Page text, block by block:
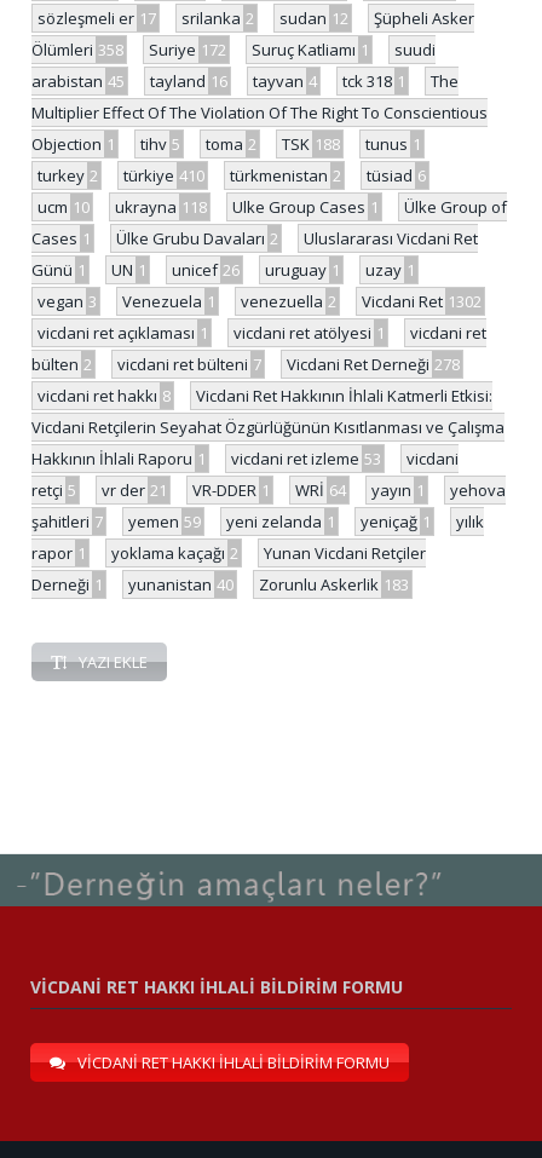
sözleşmeli er 17 srilanka 2 sudan 12
Şüpheli Asker
Ölümleri 358 Suriye 172 Suruç Katliamı 1
suudi
arabistan 45 tayland 16 tayvan 4 tck 318 1
The
Multiplier Effect Of The Violation Of The Right To Conscientious
Objection 1 tihv 5 toma 2 TSK 188 tunus 1
turkey 2 türkiye 410 türkmenistan 2 tüsiad 6
ucm 10 ukrayna 118 Ulke Group Cases 1
Ülke Group of
Cases 1 Ülke Grubu Davaları 2
Uluslararası Vicdani Ret
Günü 1 UN 1 unicef 26 uruguay 1 uzay 1
vegan 3 Venezuela 1 venezuella 2 Vicdani Ret 1302
vicdani ret açıklaması 1 vicdani ret atölyesi 1
vicdani ret
bülten 2 vicdani ret bülteni 7 Vicdani Ret Derneği 278
vicdani ret hakkı 8
Vicdani Ret Hakkının İhlali Katmerli Etkisi:
Vicdani Retçilerin Seyahat Özgürlüğünün Kısıtlanması ve Çalışma
Hakkının İhlali Raporu 1 vicdani ret izleme 53
vicdani
retçi 5 vr der 21 VR-DDER 1 WRİ 64 yayın 1
yehova
şahitleri 7 yemen 59 yeni zelanda 1 yeniçağ 1
yılık
rapor 1 yoklama kaçağı 2
Yunan Vicdani Retçiler
Derneği 1 yunanistan 40 Zorunlu Askerlik 183
YAZI EKLE
VİCDANİ RET HAKKI İHLALİ BİLDİRİM FORMU
VİCDANİ RET HAKKI İHLALİ BİLDİRİM FORMU